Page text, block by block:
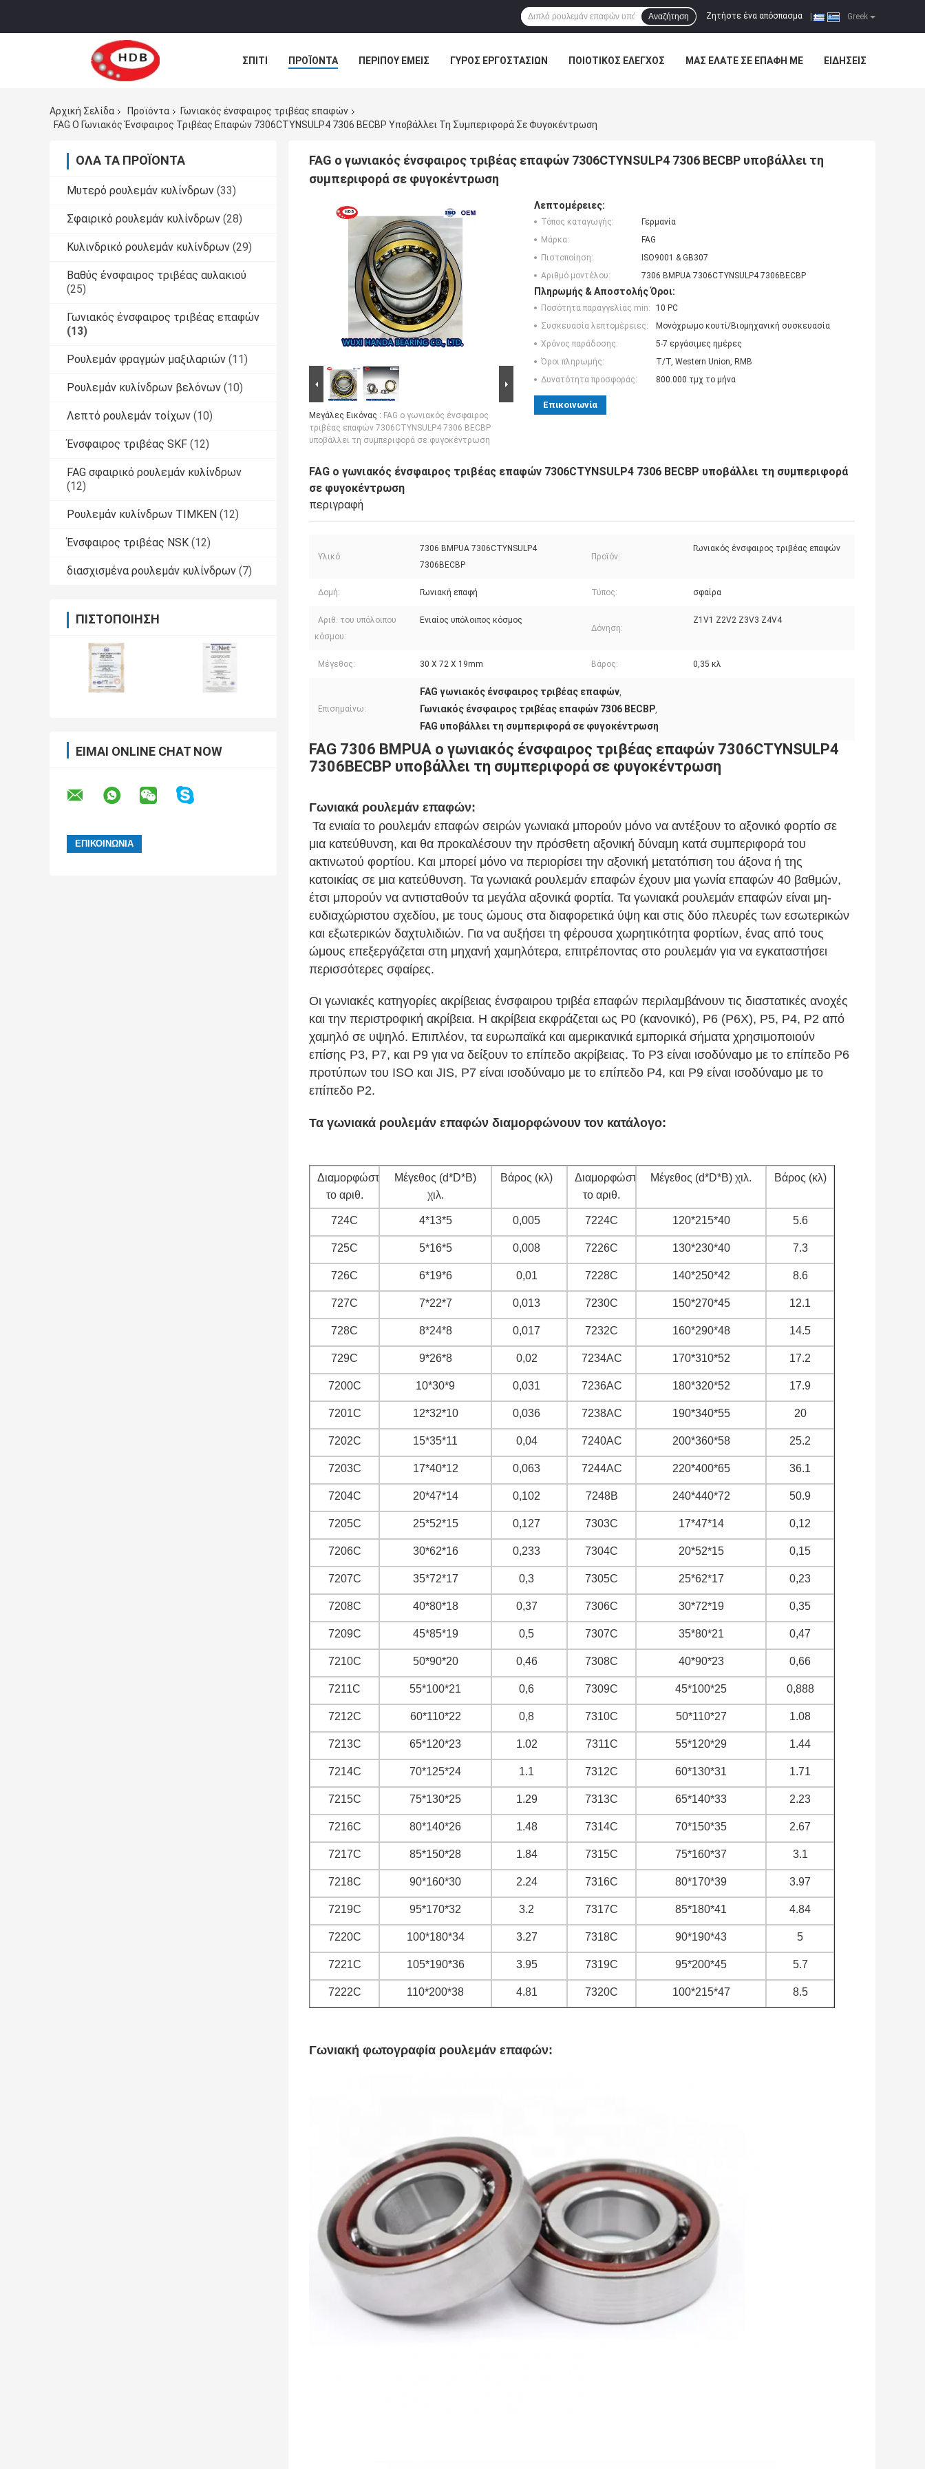
Greek
Ζητήστε ένα απόσπασμα
Αναζήτηση
ΣΠΊΤΙ ΠΡΟΪΌΝΤΑ ΠΕΡΊΠΟΥ ΕΜΕΊΣ ΓΎΡΟΣ ΕΡΓΟΣΤΑΣΊΩΝ ΠΟΙΟΤΙΚΌΣ ΈΛΕΓΧΟΣ ΜΑΣ ΕΛΆΤΕ ΣΕ ΕΠΑΦΉ ΜΕ ΕΙΔΉΣΕΙΣ
Αρχική Σελίδα
Προϊόντα
Γωνιακός ένσφαιρος τριβέας επαφών
FAG Ο Γωνιακός Ένσφαιρος Τριβέας Επαφών 7306CTYNSULP4 7306 BECBP Υποβάλλει Τη Συμπεριφορά Σε Φυγοκέντρωση
ΌΛΑ ΤΑ ΠΡΟΪΌΝΤΑ
Μυτερό ρουλεμάν κυλίνδρων (33)
Σφαιρικό ρουλεμάν κυλίνδρων (28)
Κυλινδρικό ρουλεμάν κυλίνδρων (29)
Βαθύς ένσφαιρος τριβέας αυλακιού
(25)
Γωνιακός ένσφαιρος τριβέας επαφών
(13)
Ρουλεμάν φραγμών μαξιλαριών (11)
Ρουλεμάν κυλίνδρων βελόνων (10)
Λεπτό ρουλεμάν τοίχων (10)
Ένσφαιρος τριβέας SKF (12)
FAG σφαιρικό ρουλεμάν κυλίνδρων
(12)
Ρουλεμάν κυλίνδρων TIMKEN (12)
Ένσφαιρος τριβέας NSK (12)
διασχισμένα ρουλεμάν κυλίνδρων (7)
ΠΙΣΤΟΠΟΊΗΣΗ
ΕΊΜΑΙ ONLINE CHAT NOW
FAG ο γωνιακός ένσφαιρος τριβέας επαφών 7306CTYNSULP4 7306 BECBP υποβάλλει τη
συμπεριφορά σε φυγοκέντρωση
Μεγάλες Εικόνας : FAG ο γωνιακός ένσφαιρος
τριβέας επαφών 7306CTYNSULP4 7306 BECBP
υποβάλλει τη συμπεριφορά σε φυγοκέντρωση
Λεπτομέρειες:
Τόπος καταγωγής:
Γερμανία
Μάρκα:
FAG
Πιστοποίηση:
ISO9001 & GB307
Αριθμό μοντέλου:
7306 BMPUA 7306CTYNSULP4 7306BECBP
Πληρωμής & Αποστολής Όροι:
Ποσότητα παραγγελίας min:
10 PC
Συσκευασία λεπτομέρειες:
Μονόχρωμο κουτί/Βιομηχανική συσκευασία
Χρόνος παράδοσης:
5-7 εργάσιμες ημέρες
Όροι πληρωμής:
T/T, Western Union, RMB
Δυνατότητα προσφοράς:
800.000 τμχ το μήνα
Επικοινωνία
FAG ο γωνιακός ένσφαιρος τριβέας επαφών 7306CTYNSULP4 7306 BECBP υποβάλλει τη συμπεριφορά
σε φυγοκέντρωση
περιγραφή
Υλικό:
7306 BMPUA 7306CTYNSULP4
7306BECBP
Προϊόν:
Γωνιακός ένσφαιρος τριβέας επαφών
Δομή: Γωνιακή επαφή Τύπος: σφαίρα
Αριθ. του υπόλοιπου
κόσμου:
Ενιαίος υπόλοιπος κόσμος
Δόνηση:
Z1V1 Z2V2 Z3V3 Z4V4
Μέγεθος: 30 X 72 X 19mm Βάρος: 0,35 κλ
Επισημαίνω:
FAG γωνιακός ένσφαιρος τριβέας επαφών
Γωνιακός ένσφαιρος τριβέας επαφών 7306 BECBP
FAG υποβάλλει τη συμπεριφορά σε φυγοκέντρωση
FAG 7306 BMPUA ο γωνιακός ένσφαιρος τριβέας επαφών 7306CTYNSULP4
7306BECBP υποβάλλει τη συμπεριφορά σε φυγοκέντρωση
Γωνιακά ρουλεμάν επαφών:
Τα ενιαία το ρουλεμάν επαφών σειρών γωνιακά μπορούν μόνο να αντέξουν το αξονικό φορτίο σε
μια κατεύθυνση, και θα προκαλέσουν την πρόσθετη αξονική δύναμη κατά συμπεριφορά του
ακτινωτού φορτίου. Και μπορεί μόνο να περιορίσει την αξονική μετατόπιση του άξονα ή της
κατοικίας σε μια κατεύθυνση. Τα γωνιακά ρουλεμάν επαφών έχουν μια γωνία επαφών 40 βαθμών,
έτσι μπορούν να αντισταθούν τα μεγάλα αξονικά φορτία. Τα γωνιακά ρουλεμάν επαφών είναι μη-
ευδιαχώριστου σχεδίου, με τους ώμους στα διαφορετικά ύψη και στις δύο πλευρές των εσωτερικών
και εξωτερικών δαχτυλιδιών. Για να αυξήσει τη φέρουσα χωρητικότητα φορτίων, ένας από τους
ώμους επεξεργάζεται στη μηχανή χαμηλότερα, επιτρέποντας στο ρουλεμάν για να εγκαταστήσει
περισσότερες σφαίρες.
Οι γωνιακές κατηγορίες ακρίβειας ένσφαιρου τριβέα επαφών περιλαμβάνουν τις διαστατικές ανοχές
και την περιστροφική ακρίβεια. Η ακρίβεια εκφράζεται ως P0 (κανονικό), P6 (P6X), P5, P4, P2 από
χαμηλό σε υψηλό. Επιπλέον, τα ευρωπαϊκά και αμερικανικά εμπορικά σήματα χρησιμοποιούν
επίσης P3, P7, και P9 για να δείξουν το επίπεδο ακρίβειας. Το P3 είναι ισοδύναμο με το επίπεδο P6
προτύπων του ISO και JIS, P7 είναι ισοδύναμο με το επίπεδο P4, και P9 είναι ισοδύναμο με το
επίπεδο P2.
Τα γωνιακά ρουλεμάν επαφών διαμορφώνουν τον κατάλογο:
Διαμορφώστε
το αριθ.
Μέγεθος (d*D*B)
χιλ.
Βάρος (κλ)
Διαμορφώστε
το αριθ.
Μέγεθος (d*D*B) χιλ. Βάρος (κλ)
724C 4*13*5 0,005 7224C 120*215*40 5.6
725C 5*16*5 0,008 7226C 130*230*40 7.3
726C 6*19*6 0,01 7228C 140*250*42 8.6
727C 7*22*7 0,013 7230C 150*270*45 12.1
728C 8*24*8 0,017 7232C 160*290*48 14.5
729C 9*26*8 0,02 7234AC 170*310*52 17.2
7200C 10*30*9 0,031 7236AC 180*320*52 17.9
7201C 12*32*10 0,036 7238AC 190*340*55 20
7202C 15*35*11 0,04 7240AC 200*360*58 25.2
7203C 17*40*12 0,063 7244AC 220*400*65 36.1
7204C 20*47*14 0,102 7248B 240*440*72 50.9
7205C 25*52*15 0,127 7303C 17*47*14 0,12
7206C 30*62*16 0,233 7304C 20*52*15 0,15
7207C 35*72*17 0,3 7305C 25*62*17 0,23
7208C 40*80*18 0,37 7306C 30*72*19 0,35
7209C 45*85*19 0,5 7307C 35*80*21 0,47
7210C 50*90*20 0,46 7308C 40*90*23 0,66
7211C 55*100*21 0,6 7309C 45*100*25 0,888
7212C 60*110*22 0,8 7310C 50*110*27 1.08
7213C 65*120*23 1.02 7311C 55*120*29 1.44
7214C 70*125*24 1.1 7312C 60*130*31 1.71
7215C 75*130*25 1.29 7313C 65*140*33 2.23
7216C 80*140*26 1.48 7314C 70*150*35 2.67
7217C 85*150*28 1.84 7315C 75*160*37 3.1
7218C 90*160*30 2.24 7316C 80*170*39 3.97
7219C 95*170*32 3.2 7317C 85*180*41 4.84
7220C 100*180*34 3.27 7318C 90*190*43 5
7221C 105*190*36 3.95 7319C 95*200*45 5.7
7222C 110*200*38 4.81 7320C 100*215*47 8.5
Γωνιακή φωτογραφία ρουλεμάν επαφών: